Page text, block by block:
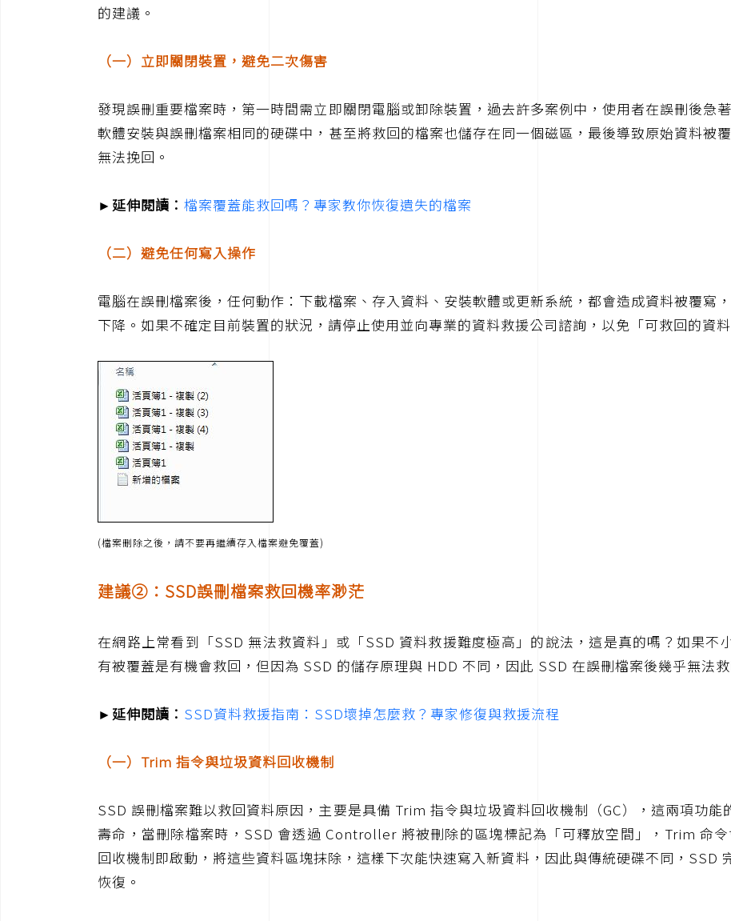
的建議。
（一）立即關閉裝置，避免二次傷害
發現誤刪重要檔案時，第一時間需立即關閉電腦或卸除裝置，過去許多案例中，使用者在誤刪後急
軟體安裝與誤刪檔案相同的硬碟中，甚至將救回的檔案也儲存在同一個磁區，最後導致原始資料被
無法挽回。
►延伸閱讀： 檔案覆蓋能救回嗎？專家教你恢復遺失的檔案
（二）避免任何寫入操作
電腦在誤刪檔案後，任何動作：下載檔案、存入資料、安裝軟體或更新系統，都會造成資料被覆寫
下降。如果不確定目前裝置的狀況，請停止使用並向專業的資料救援公司諮詢，以免「可救回的資
(檔案刪除之後，請不要再繼續存入檔案避免覆蓋)
建議②：SSD誤刪檔案救回機率渺茫
在網路上常看到「SSD 無法救資料」或「SSD 資料救援難度極高」的說法，這是真的嗎？如果不
有被覆蓋是有機會救回，但因為 SSD 的儲存原理與 HDD 不同，因此 SSD 在誤刪檔案後幾乎無法救
►延伸閱讀： SSD資料救援指南：SSD壞掉怎麼救？專家修復與救援流程
（一）Trim 指令與垃圾資料回收機制
SSD 誤刪檔案難以救回資料原因，主要是具備 Trim 指令與垃圾資料回收機制（GC），這兩項功
壽命，當刪除檔案時，SSD 會透過 Controller 將被刪除的區塊標記為「可釋放空間」，Trim 命
回收機制即啟動，將這些資料區塊抹除，這樣下次能快速寫入新資料，因此與傳統硬碟不同，SSD
恢復。